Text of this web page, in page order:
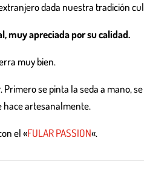
dada nuestra tradición
muy apreciada por su calidad.
muy bien.
se pinta la seda a mano,
hace artesanalmente.
el «FULAR PASSION«.